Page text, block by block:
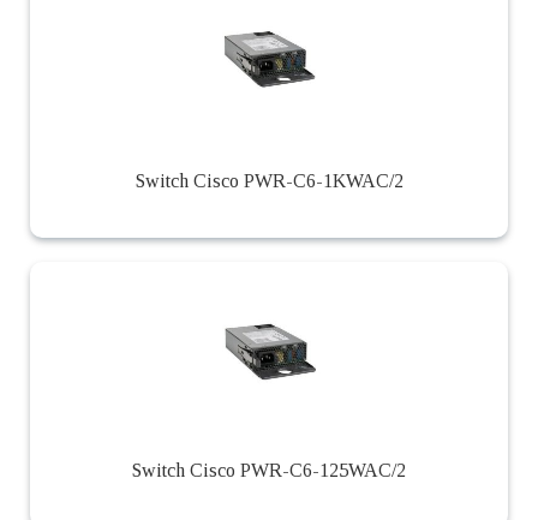
Switch Cisco PWR-C6-1KWAC/2
Switch Cisco PWR-C6-125WAC/2